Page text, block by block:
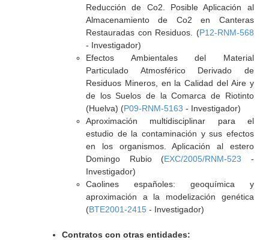
Reducción de Co2. Posible Aplicación al
Almacenamiento de Co2 en Canteras
Restauradas con Residuos. (P12-RNM-568
- Investigador)
Efectos Ambientales del Material
Particulado Atmosférico Derivado de
Residuos Mineros, en la Calidad del Aire y
de los Suelos de la Comarca de Riotinto
(Huelva) (P09-RNM-5163 - Investigador)
Aproximación multidisciplinar para el
estudio de la contaminación y sus efectos
en los organismos. Aplicación al estero
Domingo Rubio (EXC/2005/RNM-523 -
Investigador)
Caolines españoles: geoquímica y
aproximación a la modelización genética
(BTE2001-2415- Investigador)
Contratos con otras entidades: